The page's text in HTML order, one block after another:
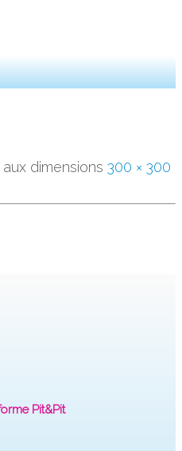
aux dimensions 300 × 300
Pit&Pit